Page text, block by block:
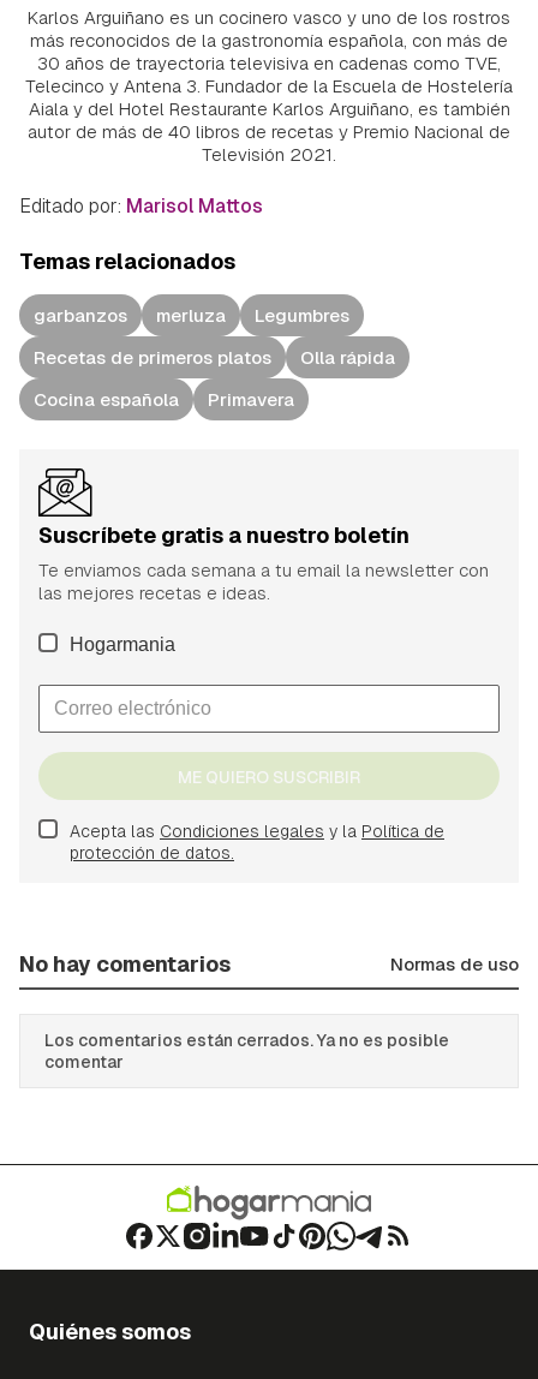
Karlos Arguiñano es un cocinero vasco y uno de los rostros
más reconocidos de la gastronomía española, con más de
30 años de trayectoria televisiva en cadenas como TVE,
Telecinco y Antena 3. Fundador de la Escuela de Hostelería
Aiala y del Hotel Restaurante Karlos Arguiñano, es también
autor de más de 40 libros de recetas y Premio Nacional de
Televisión 2021.
Editado por: Marisol Mattos
Temas relacionados
garbanzos merluza
Legumbres
Recetas de primeros platos
Olla rápida
Cocina española
Primavera
Suscríbete gratis a nuestro boletín
Te enviamos cada semana a tu email la newsletter con
las mejores recetas e ideas.
Hogarmania
ME QUIERO SUSCRIBIR
Acepta las Condiciones legales y la Política de
protección de datos.
No hay comentarios Normas de uso
Los comentarios están cerrados. Ya no es posible
comentar
Quiénes somos